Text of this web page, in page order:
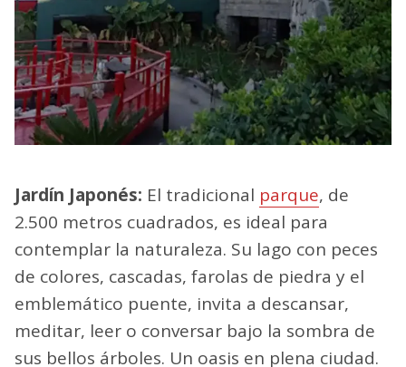
Jardín Japonés: El tradicional parque, de
2.500 metros cuadrados, es ideal para
contemplar la naturaleza. Su lago con peces
de colores, cascadas, farolas de piedra y el
emblemático puente, invita a descansar,
meditar, leer o conversar bajo la sombra de
sus bellos árboles. Un oasis en plena ciudad.